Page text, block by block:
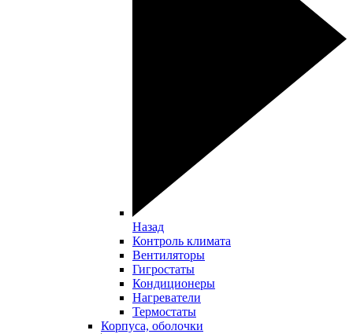
Назад
Контроль климата
Вентиляторы
Гигростаты
Кондиционеры
Нагреватели
Термостаты
Корпуса, оболочки